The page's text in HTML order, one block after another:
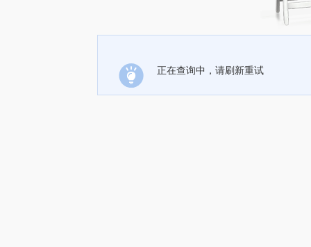
正在查询中，请刷新重试